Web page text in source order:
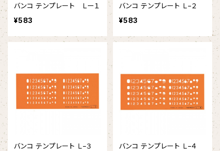
バンコ テンプレート Ｌー１
¥583
バンコ テンプレート Ｌ−２
¥583
バンコ テンプレート Ｌ−３
バンコ テンプレート Ｌ−４